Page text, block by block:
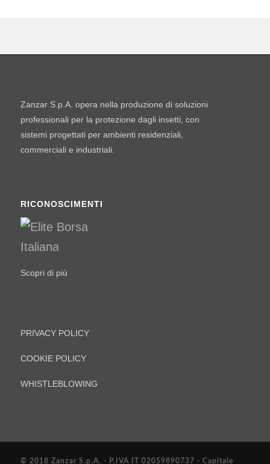
Zanzar S.p.A. opera nella produzione di soluzioni
professionali per la protezione dagli insetti, con
sistemi progettati per ambienti residenziali,
commerciali e industriali.
RICONOSCIMENTI
Scopri di più
PRIVACY POLICY
COOKIE POLICY
WHISTLEBLOWING
© 2018 Zanzar S.p.A. - P.IVA IT 02059890737 - Capitale